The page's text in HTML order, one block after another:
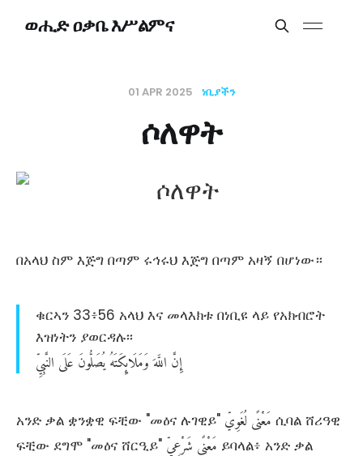
ወሒድ ዐቃቤ እሥልምና
01 APR 2025 ነቢያችን
ሶለዋት
በአላህ ስም እጅግ በጣም ሩኅሩህ እጅግ በጣም አዛኝ በሆነው።
ቁርኣን 33፥56 አላህ እና መላእክቱ በነቢዩ ላይ የአክብሮት
እዝነትን ያወርዳሉ፡፡
إِنَّاللَّهَوَمَلَائِكَتَهُيُصَلُّونَعَلَىالنَّبِيِّ
አንድ ቃል ቋንቋዊ ፍቺው "መዕና ሉገዊይ" مَعْنًىلُغَوِيّ
ሲባል ሸሪዓዊ
ፍቺው ደግሞ "መዕና ሸርዒይ"
مَعْنًىشَرْعِيّ
ይባላል፥ አንድ ቃል